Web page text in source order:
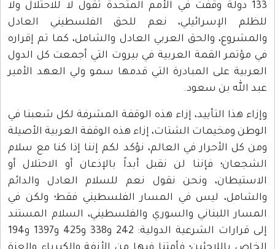
133 دولة وقفت في الأمم المتحدة تقول لا للاحتلال ولا
للظلم الإسرائيلي، نعم للحق الفلسطيني العادل
والمشروع، والحق العربي العادل والشامل، كما تم إقراره
في مؤتمر القمة العربية في بيروت التي أجمعت كل الدول
العربية على المبادرة التي قدمها سمو ولي العهد الأمير
عبد الله بن سعود.
وإزاء هذا التأييد، إزاء هذه الوقفة المشرفة لكل شعبنا في
الوطن ومخيمات الشتات، إزاء هذه الوقفة العربية الأصيلة
ومن كل الأحرار في العالم، نؤكد لكم إننا إذا كنا مع سلام
الشجعان؛ فإننا لن نقبل أبداً بالإذعان أو الاحتلال أو
الاستيطان، ونحن نقول نعم للسلام العادل والدائم
والشامل، ليس في المسار الفلسطيني فقط؛ ولكن في
المسار اللبناني والسوري والفلسطيني، السلام المستند
إلى قرارات الشرعية الدولية: 242 و338 و425 و1397 و194